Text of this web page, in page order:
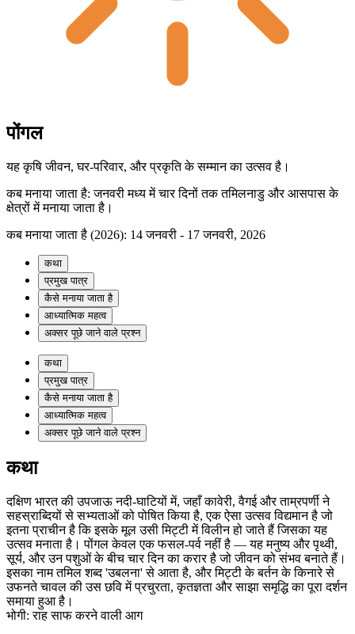
पोंगल
यह कृषि जीवन, घर-परिवार, और प्रकृति के सम्मान का उत्सव है।
कब मनाया जाता है: जनवरी मध्य में चार दिनों तक तमिलनाडु और आसपास के
क्षेत्रों में मनाया जाता है।
कब मनाया जाता है (2026): 14 जनवरी - 17 जनवरी, 2026
कथा
प्रमुख पात्र
कैसे मनाया जाता है
आध्यात्मिक महत्व
अक्सर पूछे जाने वाले प्रश्न
कथा
प्रमुख पात्र
कैसे मनाया जाता है
आध्यात्मिक महत्व
अक्सर पूछे जाने वाले प्रश्न
कथा
दक्षिण भारत की उपजाऊ नदी-घाटियों में, जहाँ कावेरी, वैगई और ताम्रपर्णी ने
सहस्राब्दियों से सभ्यताओं को पोषित किया है, एक ऐसा उत्सव विद्यमान है जो
इतना प्राचीन है कि इसके मूल उसी मिट्टी में विलीन हो जाते हैं जिसका यह
उत्सव मनाता है। पोंगल केवल एक फसल-पर्व नहीं है — यह मनुष्य और पृथ्वी,
सूर्य, और उन पशुओं के बीच चार दिन का करार है जो जीवन को संभव बनाते हैं।
इसका नाम तमिल शब्द 'उबलना' से आता है, और मिट्टी के बर्तन के किनारे से
उफनते चावल की उस छवि में प्रचुरता, कृतज्ञता और साझा समृद्धि का पूरा दर्शन
समाया हुआ है।
भोगी: राह साफ करने वाली आग